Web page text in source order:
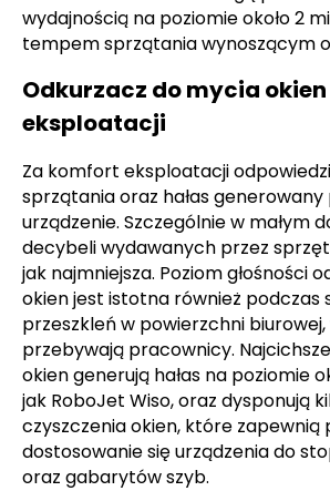
wydajnością na poziomie około 2
tempem sprzątania wynoszącym
Odkurzacz do mycia
eksploatacji
Za komfort eksploatacji
sprzątania oraz hałas generowany
urządzenie. Szczególnie w małym
decybeli wydawanych przez
jak najmniejsza. Poziom głośności
okien jest istotna również podczas
przeszkleń w powierzchni
przebywają pracownicy.
okien generują hałas na poziomie
jak RoboJet Wiso, oraz dysponują
czyszczenia okien, które zapewnią
dostosowanie się urządzenia do
oraz gabarytów szyb.